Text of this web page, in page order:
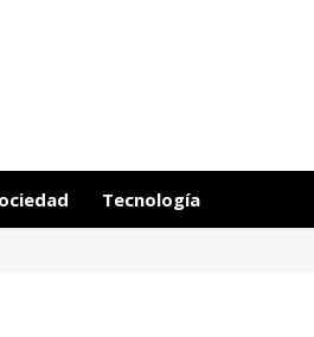
Tecnología